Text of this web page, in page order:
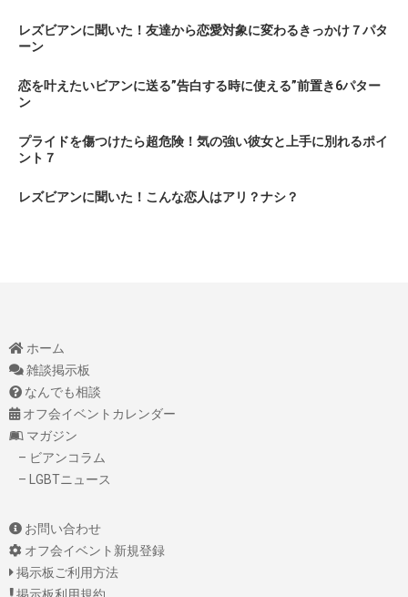
レズビアンに聞いた！友達から恋愛対象に変わるきっかけ７パタ
ーン
恋を叶えたいビアンに送る”告白する時に使える”前置き6パター
ン
プライドを傷つけたら超危険！気の強い彼女と上手に別れるポイ
ント７
レズビアンに聞いた！こんな恋人はアリ？ナシ？
ホーム
雑談掲示板
なんでも相談
オフ会イベントカレンダー
マガジン
– ビアンコラム
– LGBTニュース
お問い合わせ
オフ会イベント新規登録
掲示板ご利用方法